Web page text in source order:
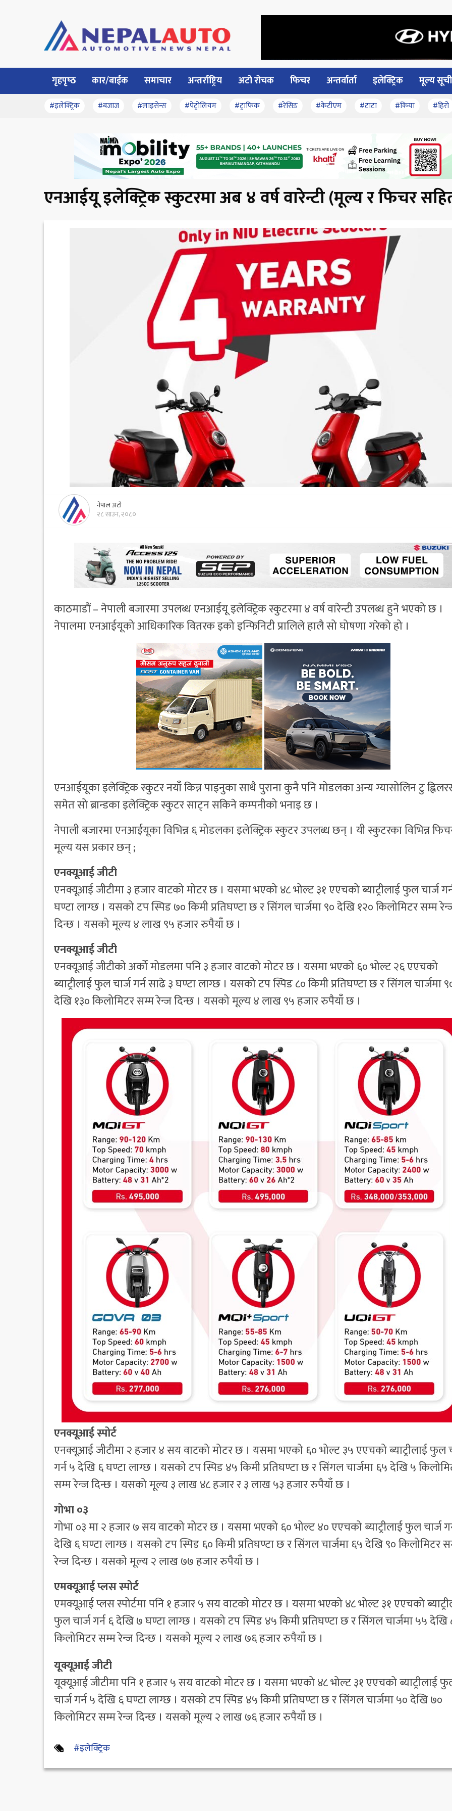
गृहपृष्‍ठ कार/बाईक समाचार अन्तर्राष्ट्रिय अटो रोचक फिचर अन्तर्वार्ता इलेक्ट्रिक मूल्य सूची
#इलेक्ट्रिक #बजाज #लाइसेन्स #पेट्रोलियम #ट्राफिक #रेसिङ #केटीएम #टाटा #किया #हिरो
एनआईयू इलेक्ट्रिक स्कुटरमा अब ४ वर्ष वारेन्टी (मूल्य र फिचर
नेपाल अटो
२८ साउन, २०८०
काठमाडौं – नेपाली बजारमा उपलब्ध एनआईयू इलेक्ट्रिक स्कुटरमा ४ वर्ष वारेन्टी उपलब्ध हुने भएको छ ।
नेपालमा एनआईयूको आधिकारिक वितरक इको इन्फिनिटी प्रालिले हालै सो घोषणा गरेको हो ।
एनआईयूका इलेक्ट्रिक स्कुटर नयाँ किन्न पाइनुका साथै पुराना कुनै पनि मोडलका अन्य ग्यासोलिन टु
समेत सो ब्रान्डका इलेक्ट्रिक स्कुटर साट्न सकिने कम्पनीको भनाइ छ ।
नेपाली बजारमा एनआईयूका विभिन्न ६ मोडलका इलेक्ट्रिक स्कुटर उपलब्ध छन् । यी स्कुटरका विभिन्न
मूल्य यस प्रकार छन् ;
एनक्यूआई जीटी
एनक्यूआई जीटीमा ३ हजार वाटको मोटर छ । यसमा भएको ४८ भोल्ट ३१ एएचको ब्याट्रीलाई फुल चार्ज
घण्टा लाग्छ । यसको टप स्पिड ७० किमी प्रतिघण्टा छ र सिंगल चार्जमा ९० देखि १२० किलोमिटर सम्म
दिन्छ । यसको मूल्य ४ लाख ९५ हजार रुपैयाँ छ ।
एनक्यूआई जीटी
एनक्यूआई जीटीको अर्को मोडलमा पनि ३ हजार वाटको मोटर छ । यसमा भएको ६० भोल्ट २६ एएचको
ब्याट्रीलाई फुल चार्ज गर्न साढे ३ घण्टा लाग्छ । यसको टप स्पिड ८० किमी प्रतिघण्टा छ र सिंगल चार्जमा
देखि १३० किलोमिटर सम्म रेन्ज दिन्छ । यसको मूल्य ४ लाख ९५ हजार रुपैयाँ छ ।
एनक्यूआई स्पोर्ट
एनक्यूआई जीटीमा २ हजार ४ सय वाटको मोटर छ । यसमा भएको ६० भोल्ट ३५ एएचको ब्याट्रीलाई फुल
गर्न ५ देखि ६ घण्टा लाग्छ । यसको टप स्पिड ४५ किमी प्रतिघण्टा छ र सिंगल चार्जमा ६५ देखि ५
सम्म रेन्ज दिन्छ । यसको मूल्य ३ लाख ४८ हजार र ३ लाख ५३ हजार रुपैयाँ छ ।
गोभा ०३
गोभा ०३ मा २ हजार ७ सय वाटको मोटर छ । यसमा भएको ६० भोल्ट ४० एएचको ब्याट्रीलाई फुल चार्ज
देखि ६ घण्टा लाग्छ । यसको टप स्पिड ६० किमी प्रतिघण्टा छ र सिंगल चार्जमा ६५ देखि ९० किलोमिटर
रेन्ज दिन्छ । यसको मूल्य २ लाख ७७ हजार रुपैयाँ छ ।
एमक्यूआई प्लस स्पोर्ट
एमक्यूआई प्लस स्पोर्टमा पनि १ हजार ५ सय वाटको मोटर छ । यसमा भएको ४८ भोल्ट ३१ एएचको
फुल चार्ज गर्न ६ देखि ७ घण्टा लाग्छ । यसको टप स्पिड ४५ किमी प्रतिघण्टा छ र सिंगल चार्जमा ५५ देखि
किलोमिटर सम्म रेन्ज दिन्छ । यसको मूल्य २ लाख ७६ हजार रुपैयाँ छ ।
यूक्यूआई जीटी
यूक्यूआई जीटीमा पनि १ हजार ५ सय वाटको मोटर छ । यसमा भएको ४८ भोल्ट ३१ एएचको ब्याट्रीलाई
चार्ज गर्न ५ देखि ६ घण्टा लाग्छ । यसको टप स्पिड ४५ किमी प्रतिघण्टा छ र सिंगल चार्जमा ५० देखि ७०
किलोमिटर सम्म रेन्ज दिन्छ । यसको मूल्य २ लाख ७६ हजार रुपैयाँ छ ।
#इलेक्ट्रिक